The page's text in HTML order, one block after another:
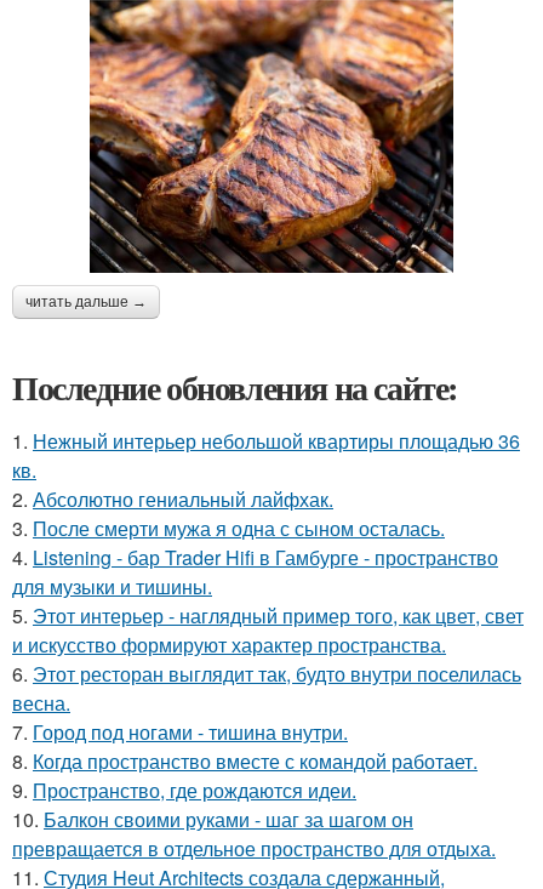
читать дальше →
Последние обновления на сайте:
1. Нежный интерьер небольшой квартиры площадью 36
кв.
2. Абсолютно гениальный лайфхак.
3. После смерти мужа я одна с сыном осталась.
4. Listening - бар Trader Hifi в Гамбурге - пространство
для музыки и тишины.
5. Этот интерьер - наглядный пример того, как цвет, свет
и искусство формируют характер пространства.
6. Этот ресторан выглядит так, будто внутри поселилась
весна.
7. Город под ногами - тишина внутри.
8. Когда пространство вместе с командой работает.
9. Пространство, где рождаются идеи.
10. Балкон своими руками - шаг за шагом он
превращается в отдельное пространство для отдыха.
11. Студия Heut Architects создала сдержанный,